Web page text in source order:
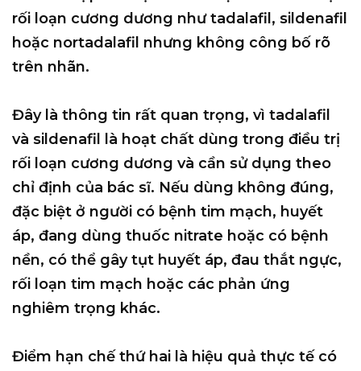
rối loạn cương dương như tadalafil, sildenafil
hoặc nortadalafil nhưng không công bố rõ
trên nhãn.
Đây là thông tin rất quan trọng, vì tadalafil
và sildenafil là hoạt chất dùng trong điều trị
rối loạn cương dương và cần sử dụng theo
chỉ định của bác sĩ. Nếu dùng không đúng,
đặc biệt ở người có bệnh tim mạch, huyết
áp, đang dùng thuốc nitrate hoặc có bệnh
nền, có thể gây tụt huyết áp, đau thắt ngực,
rối loạn tim mạch hoặc các phản ứng
nghiêm trọng khác.
Điểm hạn chế thứ hai là hiệu quả thực tế có